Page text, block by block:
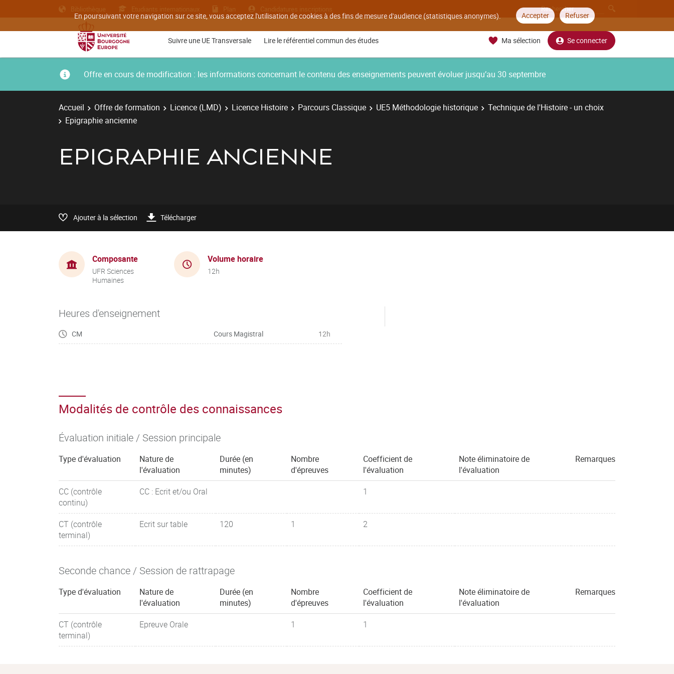
En poursuivant votre navigation sur ce site, vous acceptez l'utilisation de cookies à des fins de mesure d'audience (statistiques anonymes). Accepter Refuser
Bibliothèque Etudiants internationaux Plan Candidatures inscriptions
Suivre une UE Transversale Lire le référentiel commun des études Ma sélection Se connecter
Offre en cours de modification : les informations concernant le contenu des enseignements peuvent évoluer jusqu’au 30 septembre
Accueil Offre de formation Licence (LMD) Licence Histoire Parcours Classique UE5 Méthodologie historique
Technique de l'Histoire - un choix
Epigraphie ancienne
EPIGRAPHIE ANCIENNE
Ajouter à la sélection Télécharger
Composante
UFR Sciences
Humaines
Volume horaire
12h
Heures d'enseignement
CM Cours Magistral 12h
Modalités de contrôle des connaissances
Évaluation initiale / Session principale
Type d'évaluation
Nature de
l'évaluation
Durée (en
minutes)
Nombre
d'épreuves
Coefficient de
l'évaluation
Note éliminatoire de
l'évaluation
Remarques
CC (contrôle
continu)
CC : Ecrit et/ou Oral 1
CT (contrôle
terminal)
Ecrit sur table 120 1 2
Seconde chance / Session de rattrapage
Type d'évaluation
Nature de
l'évaluation
Durée (en
minutes)
Nombre
d'épreuves
Coefficient de
l'évaluation
Note éliminatoire de
l'évaluation
Remarques
CT (contrôle
terminal)
Epreuve Orale 1 1